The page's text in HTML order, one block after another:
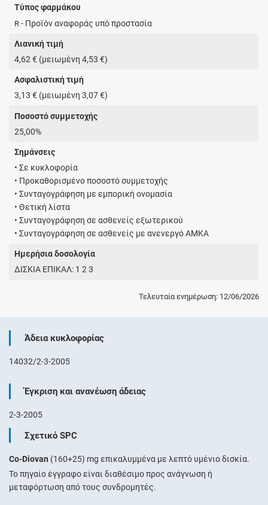
Τύπος φαρμάκου
R - Προϊόν αναφοράς υπό προστασία
Λιανική τιμή
4,62 € (μειωμένη 4,53 €)
Ασφαλιστική τιμή
3,13 € (μειωμένη 3,07 €)
Ποσοστό συμμετοχής
25,00%
Σημάνσεις
• Σε κυκλοφορία
• Προκαθορισμένο ποσοστό συμμετοχής
• Συνταγογράφηση με εμπορική ονομασία
• Θετική λίστα
• Συνταγογράφηση σε ασθενείς εξωτερικού
• Συνταγογράφηση σε ασθενείς με ανενεργό ΑΜΚΑ
Ημερήσια δοσολογία
ΔΙΣΚΙΑ ΕΠΙΚΑΛ: 1 2 3
Τελευταία ενημέρωση: 12/06/2026
Άδεια κυκλοφορίας
14032/2-3-2005
Έγκριση και ανανέωση άδειας
2-3-2005
Σχετικό SPC
Co-Diovan (160+25) mg επικαλυμμένα με λεπτό υμένιο δισκία.
Το πηγαίο έγγραφο είναι διαθέσιμο προς ανάγνωση ή
μεταφόρτωση από τους συνδρομητές.